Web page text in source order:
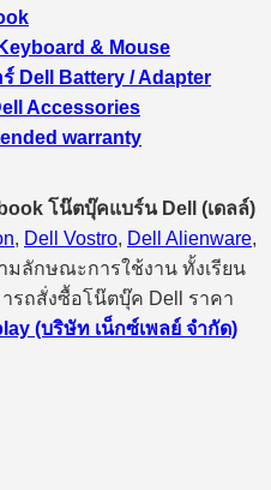
& Mouse
Dell Battery / Adapter
Accessories
warranty
โน๊ตบุ๊คแบร์น Dell (เดลล์)
, Dell Vostro, Dell Alienware,
มลักษณะการใช้งาน ทั้งเรียน
รถสั่งซื้อโน๊ตบุ๊ค Dell ราคา
(บริษัท เน็กซ์เพลย์ จำกัด)